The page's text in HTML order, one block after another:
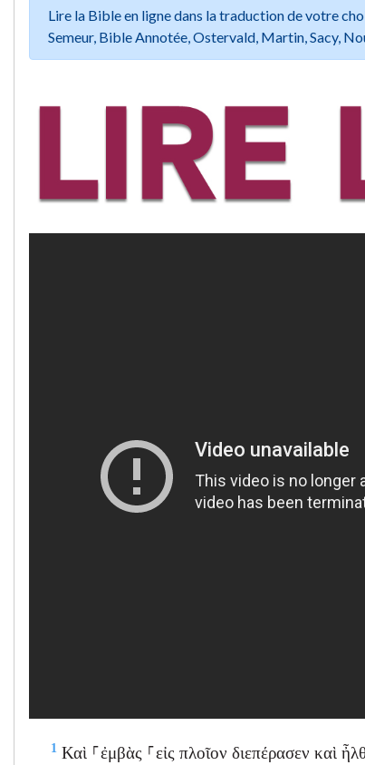
Lire la Bible en ligne dans la traduction de votre
Semeur, Bible Annotée, Ostervald, Martin, Sacy,
1 Καὶ ⸀ἐμβὰς ⸀εἰς πλοῖον διεπέρασεν καὶ